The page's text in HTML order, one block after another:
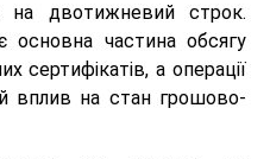
на двотижневий строк.
основна частина обсягу
сертифікатів, а операції
вплив на стан грошово-